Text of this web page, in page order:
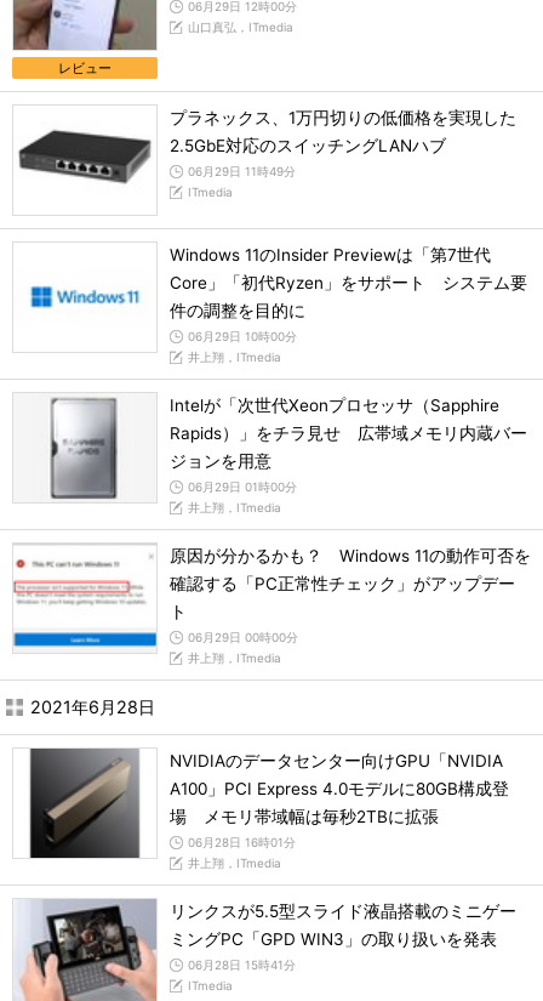
レビュー
06月29日 12時00分
山口真弘，ITmedia
プラネックス、1万円切りの低価格を実現した
2.5GbE対応のスイッチングLANハブ
06月29日 11時49分
ITmedia
Windows 11のInsider Previewは「第7世代
Core」「初代Ryzen」をサポート システム要
件の調整を目的に
06月29日 10時00分
井上翔，ITmedia
Intelが「次世代Xeonプロセッサ（Sapphire
Rapids）」をチラ見せ 広帯域メモリ内蔵バー
ジョンを用意
06月29日 01時00分
井上翔，ITmedia
原因が分かるかも？ Windows 11の動作可否を
確認する「PC正常性チェック」がアップデー
ト
06月29日 00時00分
井上翔，ITmedia
2021年6月28日
NVIDIAのデータセンター向けGPU「NVIDIA
A100」PCI Express 4.0モデルに80GB構成登
場 メモリ帯域幅は毎秒2TBに拡張
06月28日 16時01分
井上翔，ITmedia
リンクスが5.5型スライド液晶搭載のミニゲー
ミングPC「GPD WIN3」の取り扱いを発表
06月28日 15時41分
ITmedia